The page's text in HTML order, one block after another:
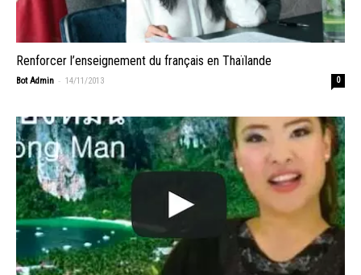
Renforcer l’enseignement du français en Thaïlande
Bot Admin - 14/11/2013 0